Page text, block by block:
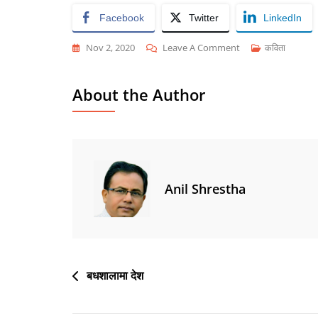
Facebook Twitter LinkedIn
Nov 2, 2020 Leave A CommentOn
कविता
About the Author
Anil Shrestha
Post
बधशालामा देश